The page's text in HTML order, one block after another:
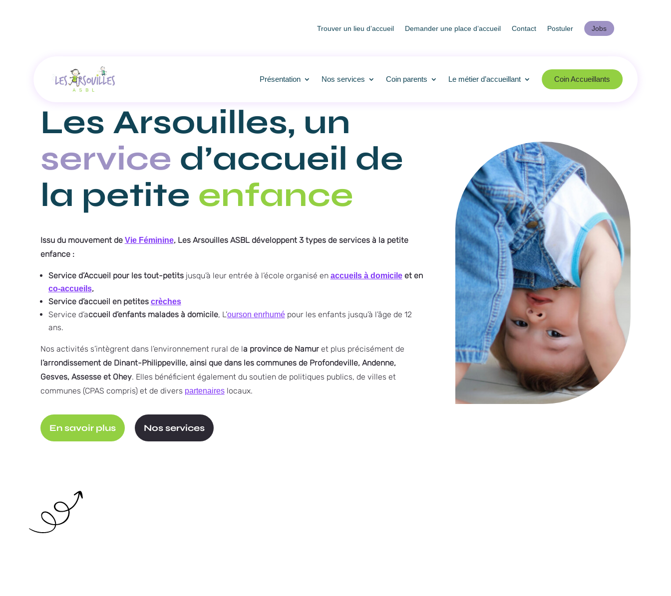
Trouver un lieu d’accueil Demander une place d’accueil Contact Postuler Jobs
Présentation Nos services Coin parents Le métier d’accueillant Coin Accueillants
Les Arsouilles, un
service d’accueil de
la petite enfance
Issu du mouvement de Vie Féminine, Les Arsouilles ASBL développent 3 types de services à la petite
enfance :
Service d’Accueil pour les tout-petitsjusqu’à leur entrée à l’école organisé en accueils à domicileet en
co-accueils,
Service d’accueil en petites crèches
Service d’accueil d’enfants malades à domicile, L’ourson enrhumépour les enfants jusqu’à l’âge de 12
ans.
Nos activités s’intègrent dans l’environnement rural de la province de Namur et plus précisément de
l’arrondissement de Dinant-Philippeville, ainsi que dans les communes de Profondeville, Andenne,
Gesves, Assesse et Ohey. Elles bénéficient également du soutien de politiques publics, de villes et
communes (CPAS compris) et de divers partenaireslocaux.
En savoir plus Nos services